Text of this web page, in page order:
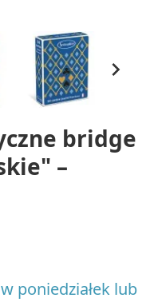

bridge
–
poniedziałek lub